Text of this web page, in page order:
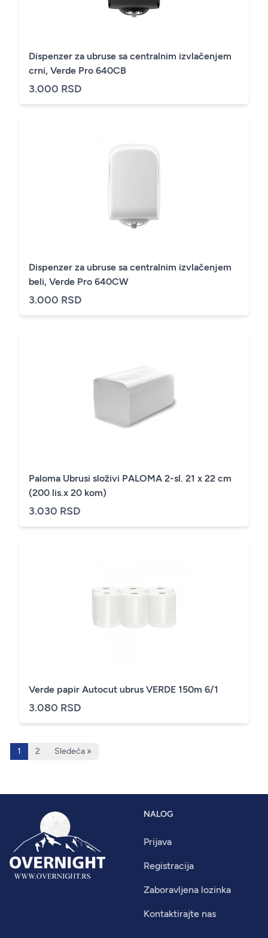
Dispenzer za ubruse sa centralnim izvlačenjem
crni, Verde Pro 640CB
3.000 RSD
Dispenzer za ubruse sa centralnim izvlačenjem
beli, Verde Pro 640CW
3.000 RSD
Paloma Ubrusi složivi PALOMA 2-sl. 21 x 22 cm
(200 lis.x 20 kom)
3.030 RSD
Verde papir Autocut ubrus VERDE 150m 6/1
3.080 RSD
1 2 Sledeća »
NALOG
Prijava
Registracija
Zaboravljena lozinka
Kontaktirajte nas